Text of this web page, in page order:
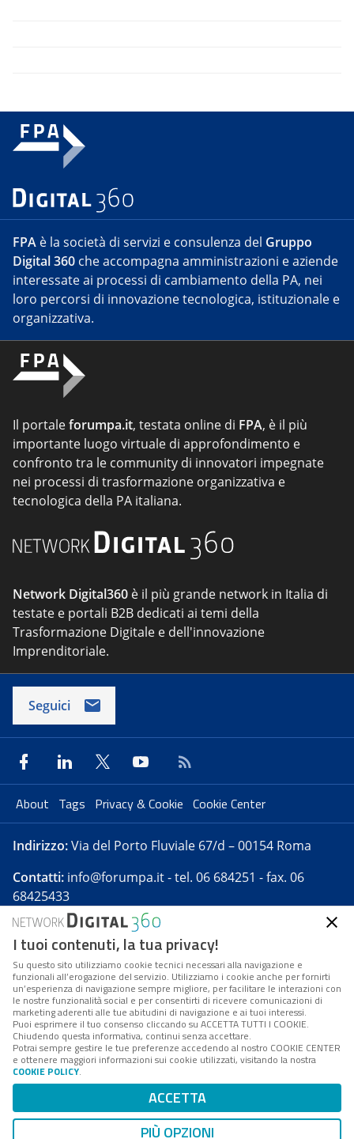
FPA è la società di servizi e consulenza del Gruppo
Digital 360 che accompagna amministrazioni e aziende
interessate ai processi di cambiamento della PA, nei
loro percorsi di innovazione tecnologica, istituzionale e
organizzativa.
Il portaleforumpa.it, testata online di FPA, è il più
importante luogo virtuale di approfondimento e
confronto tra le community di innovatori impegnate
nei processi di trasformazione organizzativa e
tecnologica della PA italiana.
Network Digital360 è il più grande network in Italia di
testate e portali B2B dedicati ai temi della
Trasformazione Digitale e dell'innovazione
Imprenditoriale.
Seguici
About Tags Privacy & Cookie Cookie Center
Indirizzo:Via del Porto Fluviale 67/d – 00154 Roma
Contatti: info@forumpa.it- tel. 06 684251 - fax. 06
68425433
Forumpa.itè una pubblicazione telematica iscritta
presso Registro della stampa del Tribunale di Roma -
Reg. n. 182 del 2 maggio 2008 - Direttore resp. Michela
Stentella
FPA s.r.l. è società soggetta a Direzione e
Coordinamento da parte di Digital360 S.p.A. - FPA s.r.l.
è un'azienda certificata per il sistema di management
Codice Fiscale/Partita IVA n. 10693191008 - R.E.A. Roma
n. 1249791. ISP AWS
Mappa del sito
I tuoi contenuti, la tua privacy!
Su questo sito utilizziamo cookie tecnici necessari alla navigazione e
funzionali all’erogazione del servizio. Utilizziamo i cookie anche per fornirti
un’esperienza di navigazione sempre migliore, per facilitare le interazioni con
le nostre funzionalità social e per consentirti di ricevere comunicazioni di
marketing aderenti alle tue abitudini di navigazione e ai tuoi interessi.
Puoi esprimere il tuo consenso cliccando su ACCETTA TUTTI I COOKIE.
Chiudendo questa informativa, continui senza accettare.
Potrai sempre gestire le tue preferenze accedendo al nostro COOKIE CENTER
e ottenere maggiori informazioni sui cookie utilizzati, visitando la nostra
COOKIE POLICY.
ACCETTA
PIÙ OPZIONI